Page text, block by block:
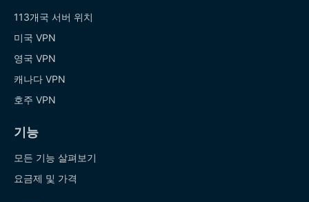
113개국 서버 위치
미국 VPN
영국 VPN
캐나다 VPN
호주 VPN
기능
모든 기능 살펴보기
요금제 및 가격